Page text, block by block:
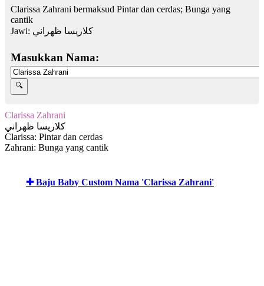
Clarissa Zahrani bermaksud Pintar dan cerdas; Bunga yang
cantik
Jawi: كلاريسا ظهراني
Masukkan Nama:
Clarissa Zahrani
كلاريسا ظهراني
Clarissa: Pintar dan cerdas
Zahrani: Bunga yang cantik
✚ Baju Baby Custom Nama 'Clarissa Zahrani'